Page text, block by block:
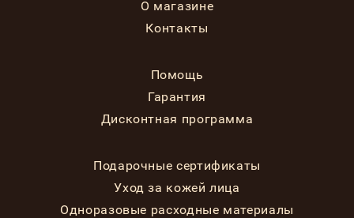
О магазине
Контакты
Помощь
Гарантия
Дисконтная программа
Подарочные сертификаты
Уход за кожей лица
Одноразовые расходные материалы